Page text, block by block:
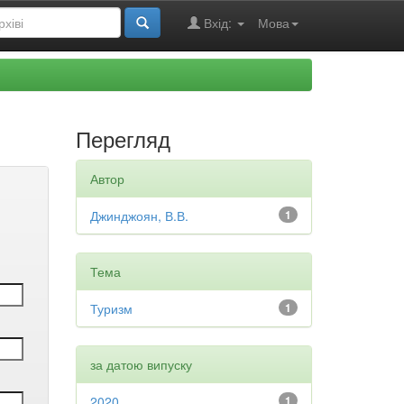
Мова
Вхід:
Перегляд
Автор
1
Джинджоян, В.В.
Тема
1
Туризм
за датою випуску
1